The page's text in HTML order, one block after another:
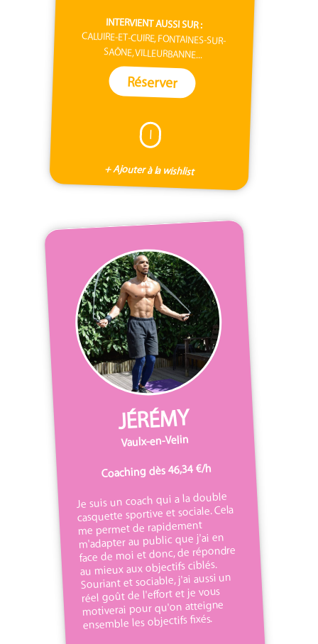
INTERVIENT AUSSI SUR :
CALUIRE-ET-CUIRE, FONTAINES-SUR-
SAÔNE, VILLEURBANNE...
Réserver
I
+ Ajouter à la wishlist
JÉRÉMY
Vaulx-en-Velin
Coaching dès 46,34 €/h
Je suis un coach qui a la double
casquette sportive et sociale. Cela
me permet de rapidement
m'adapter au public que j'ai en
face de moi et donc, de répondre
au mieux aux objectifs ciblés.
Souriant et sociable, j'ai aussi un
réel goût de l'effort et je vous
motiverai pour qu'on atteigne
ensemble les objectifs fixés.